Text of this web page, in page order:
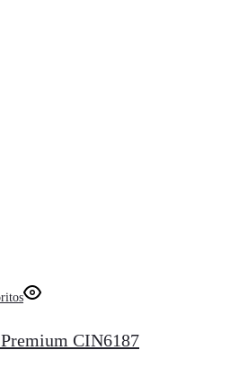
CIN6187